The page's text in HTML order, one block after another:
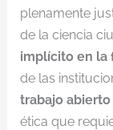
plenamente
de la ciencia
implícito en la
de las
trabajo
ética que